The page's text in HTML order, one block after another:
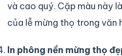
và cao quý. Cặp màu này
của lễ mừng thọ trong văn
In phông nền mừng thọ